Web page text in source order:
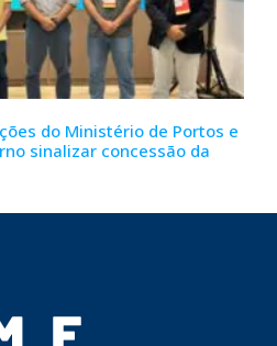
do Ministério de Portos e
sinalizar concessão da